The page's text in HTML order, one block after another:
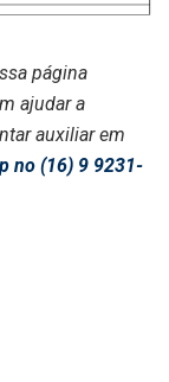
página
ajudar a
auxiliar em
no (16) 9 9231-